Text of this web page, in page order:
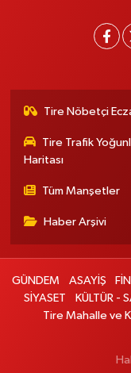
Tire Nöbetçi
Tire Trafik
Haritası
Tüm Manşetler
Haber Arşivi
GÜNDEM ASAYİŞ
SİYASET
KÜLTÜR -
Tire Mahalle ve